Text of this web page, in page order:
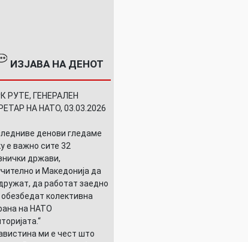
ИЗЈАВА НА ДЕНОТ
РУТЕ, ГЕНЕРАЛЕН
НА НАТО, 03.03.2026
денови гледаме
е важно сите 32
држави,
и Македонија да
да работат заедно
колективна
на НАТО
ми е чест што